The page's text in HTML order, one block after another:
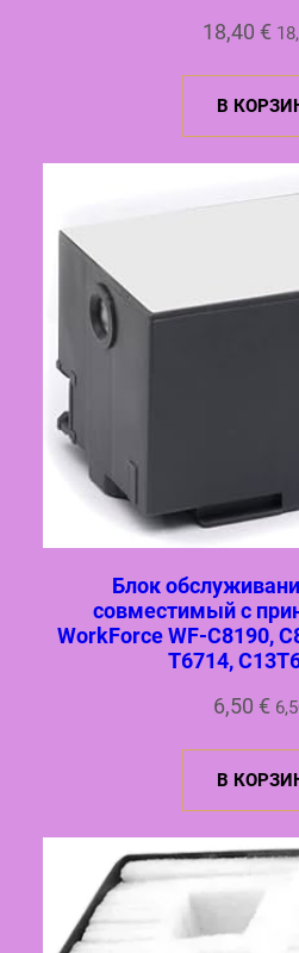
18,40 €
В
Блок
совместимый с
WorkForce WF-C8190,
T6714,
6,50 €
В